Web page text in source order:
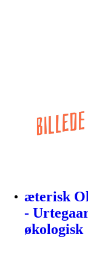
æterisk
-
økologisk